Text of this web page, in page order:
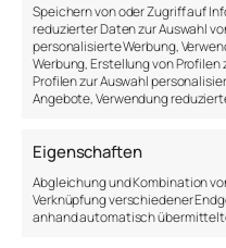
Speichern von oder Zugriff auf
reduzierter Daten zur Auswahl
personalisierte Werbung,
Werbung, Erstellung von
Profilen zur Auswahl
Angebote, Verwendung
Eigenschaften
Abgleichung und Kombination
Verknüpfung verschiedener
anhand automatisch
Psychologie zu
Video 1–Video 2
Für Insider – eine
Fachexperten,
Gorilla in einem
Stichprobe).